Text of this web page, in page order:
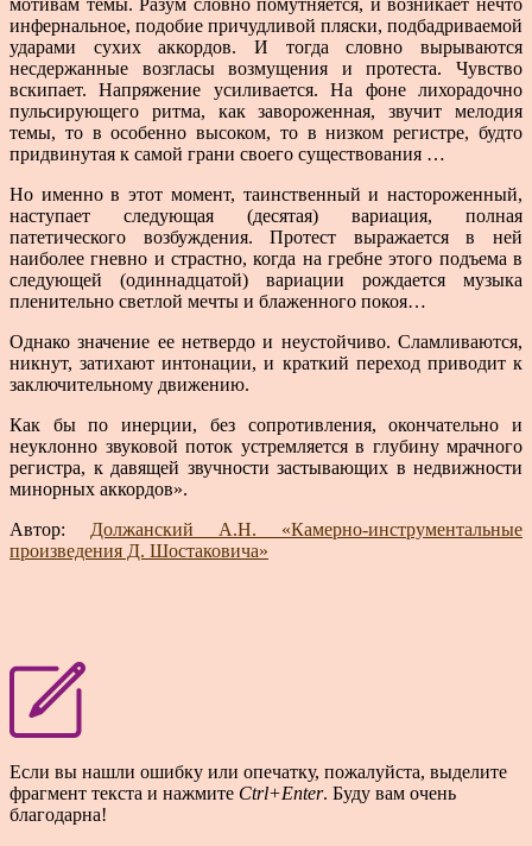
мотивам темы. Разум словно помутняется, и возникает нечто
инфернальное, подобие причудливой пляски, подбадриваемой
ударами сухих аккордов. И тогда словно вырываются
несдержанные возгласы возмущения и протеста. Чувство
вскипает. На­пряжение усиливается. На фоне лихорадочно
пульси­рующего ритма, как завороженная, звучит мелодия
темы, то в особенно высоком, то в низком регистре, будто
придвинутая к самой грани своего существова­ния …
Но именно в этот момент, таинственный и насторо­женный,
наступает следующая (десятая) вариация, полная
патетического возбуждения. Протест выражается в ней
наиболее гневно и страстно, когда на гребне этого подъема в
следующей (одиннадцатой) вариации ро­ждается музыка
пленительно светлой мечты и блажен­ного покоя…
Однако значение ее нетвердо и неустойчиво. Сламливаются,
никнут, затихают интонации, и краткий пе­реход приводит к
заключительному движению.
Как бы по инерции, без сопротивления, окончательно и
неуклонно звуковой поток устремляется в глубину мрачного
регистра, к давящей звучности застывающих в недвижности
минорных аккордов».
Автор: Должанский А.Н. «Камерно-инструментальные
произведения Д. Шостаковича»
Если вы нашли ошибку или опечатку, пожалуйста, выделите
фрагмент текста и нажмите Ctrl+Enter. Буду вам очень
благодарна!